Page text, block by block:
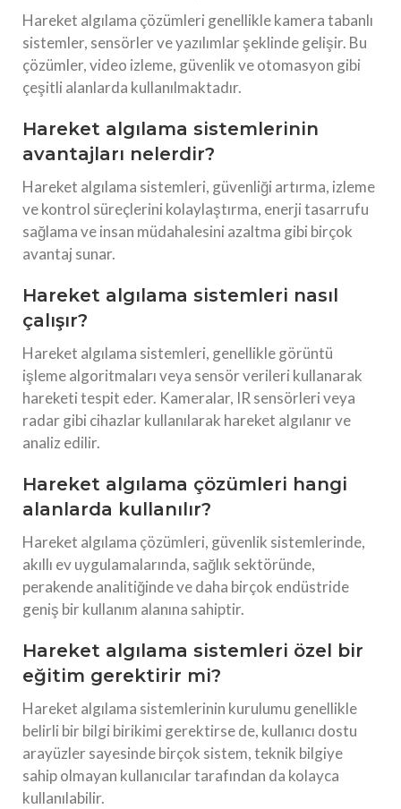
Hareket algılama çözümleri genellikle kamera tabanlı
sistemler, sensörler ve yazılımlar şeklinde gelişir. Bu
çözümler, video izleme, güvenlik ve otomasyon gibi
çeşitli alanlarda kullanılmaktadır.
Hareket algılama sistemlerinin
avantajları nelerdir?
Hareket algılama sistemleri, güvenliği artırma, izleme
ve kontrol süreçlerini kolaylaştırma, enerji tasarrufu
sağlama ve insan müdahalesini azaltma gibi birçok
avantaj sunar.
Hareket algılama sistemleri nasıl
çalışır?
Hareket algılama sistemleri, genellikle görüntü
işleme algoritmaları veya sensör verileri kullanarak
hareketi tespit eder. Kameralar, IR sensörleri veya
radar gibi cihazlar kullanılarak hareket algılanır ve
analiz edilir.
Hareket algılama çözümleri hangi
alanlarda kullanılır?
Hareket algılama çözümleri, güvenlik sistemlerinde,
akıllı ev uygulamalarında, sağlık sektöründe,
perakende analitiğinde ve daha birçok endüstride
geniş bir kullanım alanına sahiptir.
Hareket algılama sistemleri özel bir
eğitim gerektirir mi?
Hareket algılama sistemlerinin kurulumu genellikle
belirli bir bilgi birikimi gerektirse de, kullanıcı dostu
arayüzler sayesinde birçok sistem, teknik bilgiye
sahip olmayan kullanıcılar tarafından da kolayca
kullanılabilir.